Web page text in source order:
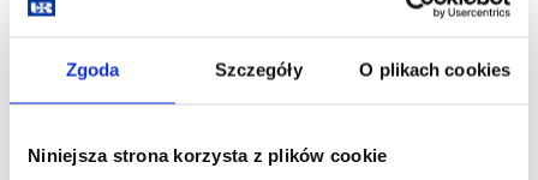
Zgoda Szczegóły O plikach cookies
Niniejsza strona korzysta z plików cookie
Ochrona wód powierzchniowych i terenów